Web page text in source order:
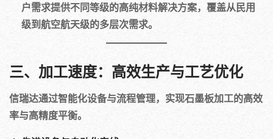
户需求提供不同等级的高纯材料解决方案，覆盖从民用
级到航空航天级的多层次需求。
三、加工速度：高效生产与工艺优化
信瑞达通过智能化设备与流程管理，实现石墨板加工的高效
率与高精度平衡。